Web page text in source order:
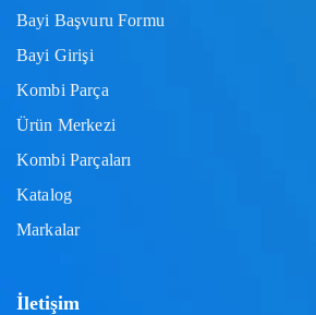
Bayi Başvuru Formu
Bayi Girişi
Kombi Parça
Ürün Merkezi
Kombi Parçaları
Katalog
Markalar
İletişim